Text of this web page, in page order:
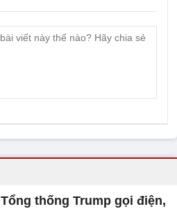
Tổng thống Trump gọi điện,